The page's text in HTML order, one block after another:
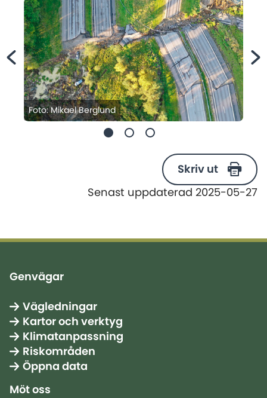
Foto: Mikael Berglund
Skriv ut
Senast uppdaterad 2025-05-27
Genvägar
Vägledningar
Kartor och verktyg
Klimatanpassning
Riskområden
Öppna data
Möt oss